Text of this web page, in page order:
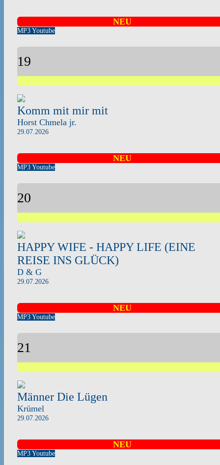
NEU
MP3Youtube
19
Komm mit mir mit
Horst Chmela jr.
29.07.2026
NEU
MP3Youtube
20
HAPPY WIFE - HAPPY LIFE (EINE
REISE INS GLÜCK)
D & G
29.07.2026
NEU
MP3Youtube
21
Männer Die Lügen
Krümel
29.07.2026
NEU
MP3Youtube